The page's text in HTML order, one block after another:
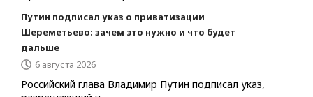
Путин подписал указ о приватизации
Шереметьево: зачем это нужно и что будет
дальше
6 августа 2026
Российский глава Владимир Путин подписал указ,